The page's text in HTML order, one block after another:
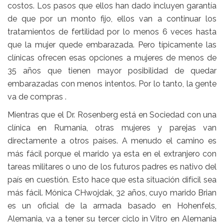
costos. Los pasos que ellos han dado incluyen garantía
de que por un monto fijo, ellos van a continuar los
tratamientos de fertilidad por lo menos 6 veces hasta
que la mujer quede embarazada. Pero típicamente las
clínicas ofrecen esas opciones a mujeres de menos de
35 años que tienen mayor posibilidad de quedar
embarazadas con menos intentos. Por lo tanto, la gente
va de compras .
Mientras que el Dr. Rosenberg está en Sociedad con una
clínica en Rumania, otras mujeres y parejas van
directamente a otros países. A menudo el camino es
más fácil porque el marido ya esta en el extranjero con
tareas militares o uno de los futuros padres es nativo del
país en cuestión. Esto hace que esta situación difícil sea
más fácil. Mónica CHwojdak, 32 años, cuyo marido Brian
es un oficial de la armada basado en Hohenfels,
Alemania, va a tener su tercer ciclo in Vitro en Alemania